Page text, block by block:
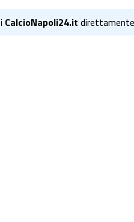
CalcioNapoli24.it